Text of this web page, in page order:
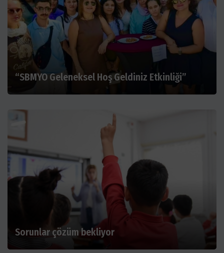
“SBMYO Geleneksel Hoş Geldiniz Etkinliği”
Sorunlar çözüm bekliyor